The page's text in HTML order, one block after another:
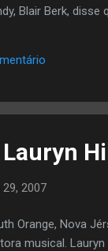
Blair Berk,
ao acidente
2007
Orange, Nova
musical.